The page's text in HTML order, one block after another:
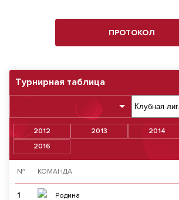
Турнирная таблица
2012 2013 2014
2016
№ КОМАНДА
1 Родина
ПРОТОКОЛ